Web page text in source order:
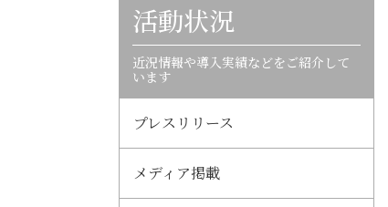
活動状況
近況情報や導入実績などをご紹介して
います
プレスリリース
メディア掲載